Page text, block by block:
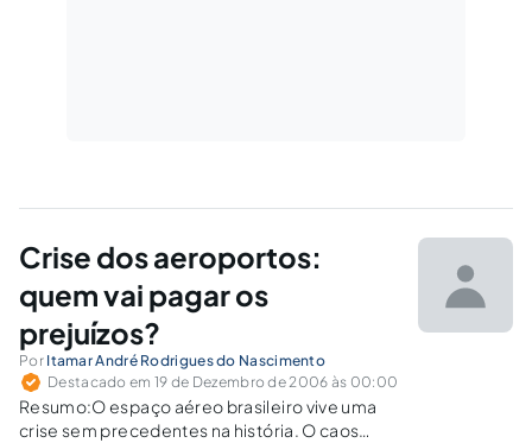
Crise dos aeroportos:
quem vai pagar os
prejuízos?
Por Itamar André Rodrigues do Nascimento
Destacado em 19 de Dezembro de 2006 às 00:00
Resumo:O espaço aéreo brasileiro vive uma
crise sem precedentes na história. O caos